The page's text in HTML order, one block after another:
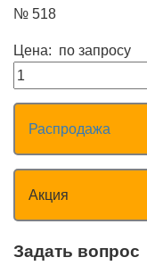
№ 518
Цена: по запросу
Распродажа
Акция
Задать вопрос